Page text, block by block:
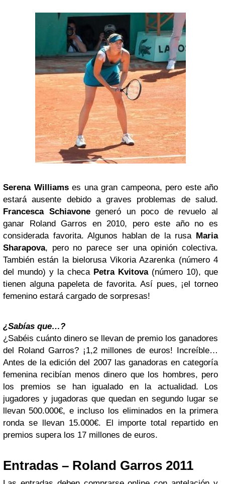
Serena Williamses una gran campeona, pero este año
estará ausente debido a graves problemas de salud.
Francesca Schiavonegeneró un poco de revuelo al
ganar Roland Garros en 2010, pero este año no es
considerada favorita. Algunos hablan de la rusa Maria
Sharapova, pero no parece ser una opinión colectiva.
También están la bielorusa Vikoria Azarenka (número 4
del mundo) y la checa Petra Kvitova(número 10), que
tienen alguna papeleta de favorita. Así pues, ¡el torneo
femenino estará cargado de sorpresas!
¿Sabías que…?
¿Sabéis cuánto dinero se llevan de premio los ganadores
del Roland Garros? ¡1,2 millones de euros! Increíble…
Antes de la edición del 2007 las ganadoras en categoría
femenina recibían menos dinero que los hombres, pero
los premios se han igualado en la actualidad. Los
jugadores y jugadoras que quedan en segundo lugar se
llevan 500.000€, e incluso los eliminados en la primera
ronda se llevan 15.000€. El importe total repartido en
premios supera los 17 millones de euros.
Entradas – Roland Garros 2011